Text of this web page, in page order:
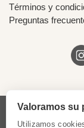
Términos y
Preguntas
Licencia de
Valoramos su
Utilizamos